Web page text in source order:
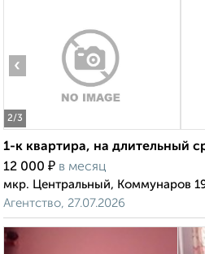
2/3
‹
1-к квартира, на длительный
12 000 ₽ в месяц
мкр. Центральный, Коммунаров
Агентство, 27.07.2026